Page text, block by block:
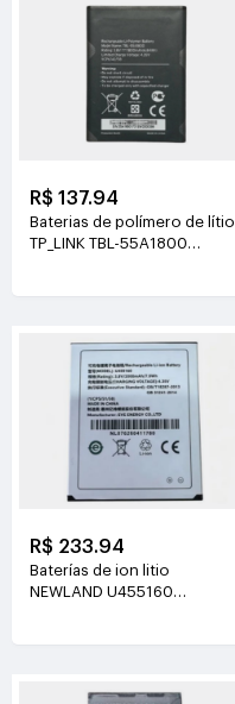
R$ 137.94
Baterias de polímero de lítio
TP_LINK TBL-55A1800
R$ 233.94
Baterías de ion litio
NEWLAND U455160